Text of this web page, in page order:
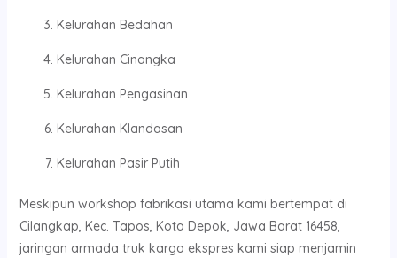
Kelurahan Bedahan
Kelurahan Cinangka
Kelurahan Pengasinan
Kelurahan Klandasan
Kelurahan Pasir Putih
Meskipun workshop fabrikasi utama kami bertempat di
Cilangkap, Kec. Tapos, Kota Depok, Jawa Barat 16458,
jaringan armada truk kargo ekspres kami siap menjamin